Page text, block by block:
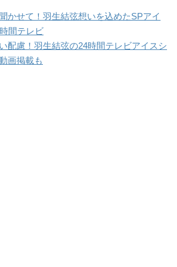
かせて！羽生結弦想いを込めたSPアイ
間テレビ
配慮！羽生結弦の24時間テレビアイスシ
画掲載も